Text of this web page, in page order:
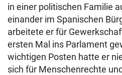
in einer politischen Familie
einander im Spanischen
arbeitete er für
ersten Mal ins Parlament
wichtigen Posten hatte er
sich für Menschenrechte